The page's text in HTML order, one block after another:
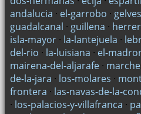
andalucia · el-garrobo · gelves
guadalcanal · guillena ·
isla-mayor· la-lantejuela ·
del-rio · la-luisiana · el-
mairena-del-aljarafe·
de-la-jara · los-molares ·
frontera · las-navas-de-la-
· los-palacios-y-villafranca ·